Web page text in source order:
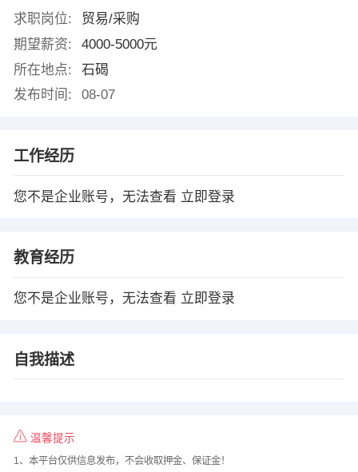
求职岗位:
贸易/采购
期望薪资:
4000-5000元
所在地点:
石碣
发布时间:
08-07
工作经历
您不是企业账号，无法查看 立即登录
教育经历
您不是企业账号，无法查看 立即登录
自我描述
温馨提示
1、本平台仅供信息发布，不会收取押金、保证金！